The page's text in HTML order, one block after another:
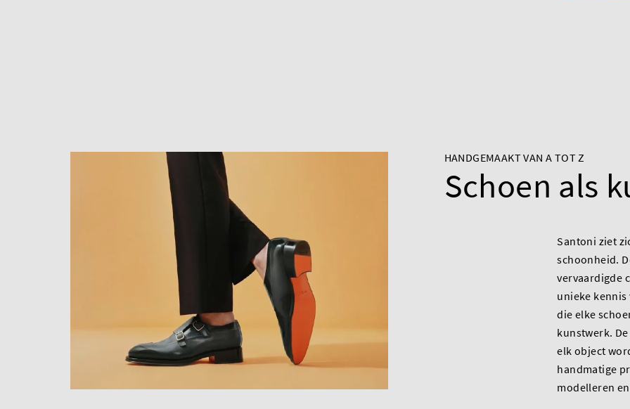
HANDGEMAAKT VAN A TOT Z
Schoen als
Santoni ziet
schoonheid.
vervaardigde
unieke kennis
die elke
kunstwerk.
elk object
handmatige
modelleren